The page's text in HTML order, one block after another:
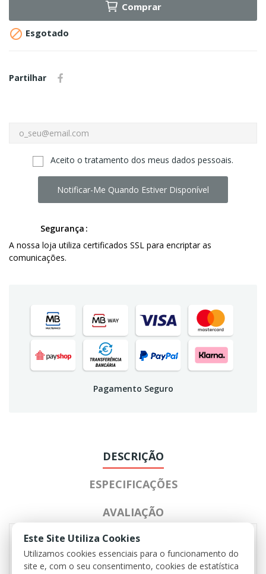
Comprar
 Esgotado
Partilhar
Aceito o tratamento dos meus dados pessoais.
Notificar-Me Quando Estiver Disponível
Segurança
A nossa loja utiliza certificados SSL para encriptar as
comunicações.
Pagamento Seguro
DESCRIÇÃO
ESPECIFICAÇÕES
AVALIAÇÃO
- 2 bolsos laterais
Este Site Utiliza Cookies
Utilizamos cookies essenciais para o funcionamento do
site e, com o seu consentimento, cookies de estatística